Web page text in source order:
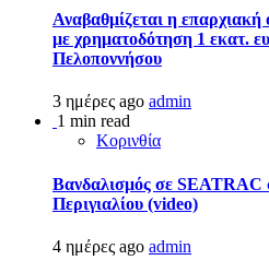
Αναβαθμίζεται η
με χρηματοδότηση 1 εκατ.
Πελοποννήσου
3 ημέρες ago admin
1 min read
Κορινθία
Βανδαλισμός σε SEATRAC
Περιγιαλίου (video)
4 ημέρες ago admin